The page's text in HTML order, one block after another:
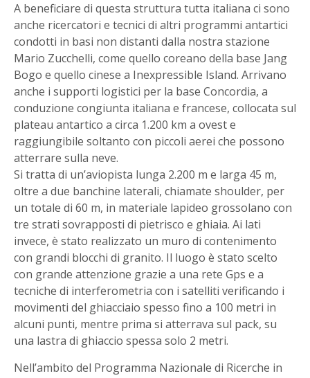
A beneficiare di questa struttura tutta italiana ci sono
anche ricercatori e tecnici di altri programmi antartici
condotti in basi non distanti dalla nostra stazione
Mario Zucchelli, come quello coreano della base Jang
Bogo e quello cinese a Inexpressible Island. Arrivano
anche i supporti logistici per la base Concordia, a
conduzione congiunta italiana e francese, collocata sul
plateau antartico a circa 1.200 km a ovest e
raggiungibile soltanto con piccoli aerei che possono
atterrare sulla neve.
Si tratta di un’aviopista lunga 2.200 m e larga 45 m,
oltre a due banchine laterali, chiamate shoulder, per
un totale di 60 m, in materiale lapideo grossolano con
tre strati sovrapposti di pietrisco e ghiaia. Ai lati
invece, è stato realizzato un muro di contenimento
con grandi blocchi di granito. Il luogo è stato scelto
con grande attenzione grazie a una rete Gps e a
tecniche di interferometria con i satelliti verificando i
movimenti del ghiacciaio spesso fino a 100 metri in
alcuni punti, mentre prima si atterrava sul pack, su
una lastra di ghiaccio spessa solo 2 metri.
Nell’ambito del Programma Nazionale di Ricerche in